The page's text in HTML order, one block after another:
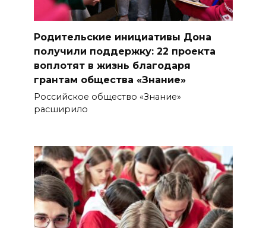
Родительские инициативы Дона
получили поддержку: 22 проекта
воплотят в жизнь благодаря
грантам общества «Знание»
Российское общество «Знание»
расширило